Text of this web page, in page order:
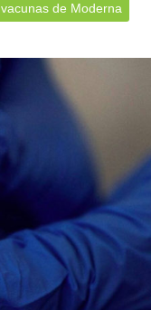
vacunas de Moderna